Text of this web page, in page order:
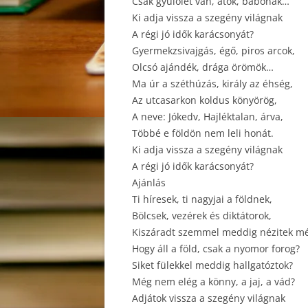
Ki adja vissza a szegény világnak
A régi jó idők karácsonyát?
Gyermekzsivajgás, égő, piros arcok,
Olcsó ajándék, drága örömök…
Ma úr a széthúzás, király az éhség,
Az utcasarkon koldus könyörög,
A neve: Jókedv, Hajléktalan, árva,
Többé e földön nem leli honát.
Ki adja vissza a szegény világnak
A régi jó idők karácsonyát?
Ajánlás
Ti híresek, ti nagyjai a földnek,
Bölcsek, vezérek és diktátorok,
Kiszáradt szemmel meddig nézitek
Hogy áll a föld, csak a nyomor forog?
Siket fülekkel meddig hallgatóztok?
Még nem elég a könny, a jaj, a vád?
Adjátok vissza a szegény világnak